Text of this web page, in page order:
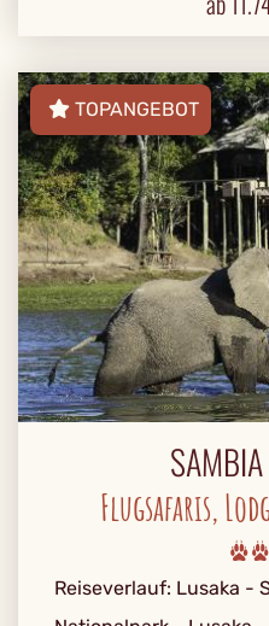
TOPANGEBOT
Flugsafaris,
Reiseverlauf: Lusaka -